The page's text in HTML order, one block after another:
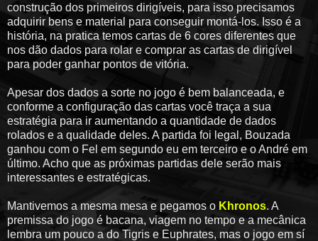
construção dos primeiros dirigíveis, para isso precisamos
adquirir bens e material para conseguir montá-los. Isso é a
história, na pratica temos cartas de 6 cores diferentes que
nos dão dados para rolar e comprar as cartas de dirigível
para poder ganhar pontos de vitória.
Apesar dos dados a sorte no jogo é bem balanceada, e
conforme a configuração das cartas você traça a sua
estratégia para ir aumentando a quantidade de dados
rolados e a qualidade deles. A partida foi legal, Bouzada
ganhou com o Fel em segundo eu em terceiro e o André em
último. Acho que as próximas partidas dele serão mais
interessantes e estratégicas.
Mantivemos a mesma mesa e pegamos o Khronos. A
premissa do jogo é bacana, viagem no tempo e a mecânica
lembra um pouco a do Tigris e Euphrates, mas o jogo em sí